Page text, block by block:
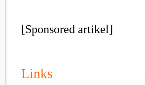
[Sponsored artikel]
Links